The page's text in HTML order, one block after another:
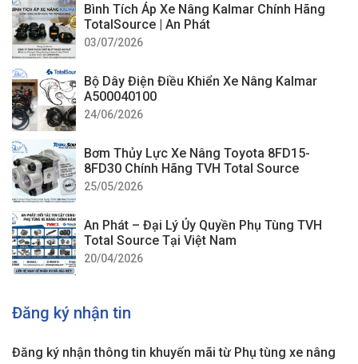
Bình Tích Áp Xe Nâng Kalmar Chính Hãng
TotalSource | An Phát
03/07/2026
Bộ Dây Điện Điều Khiển Xe Nâng Kalmar
A500040100
24/06/2026
Bơm Thủy Lực Xe Nâng Toyota 8FD15-
8FD30 Chính Hãng TVH Total Source
25/05/2026
An Phát – Đại Lý Ủy Quyền Phụ Tùng TVH
Total Source Tại Việt Nam
20/04/2026
Đăng ký nhận tin
Đăng ký nhận thông tin khuyến mãi từ Phụ tùng xe nâng